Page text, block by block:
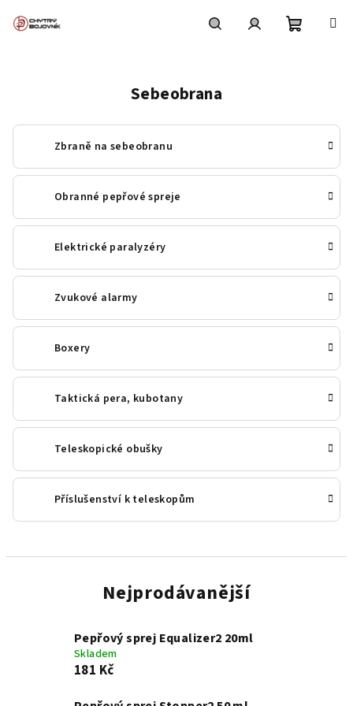
Sebeobrana
Zbraně na sebeobranu
Obranné pepřové spreje
Elektrické paralyzéry
Zvukové alarmy
Boxery
Taktická pera, kubotany
Teleskopické obušky
Příslušenství k teleskopům
Nejprodávanější
Pepřový sprej Equalizer2 20ml
Skladem
181 Kč